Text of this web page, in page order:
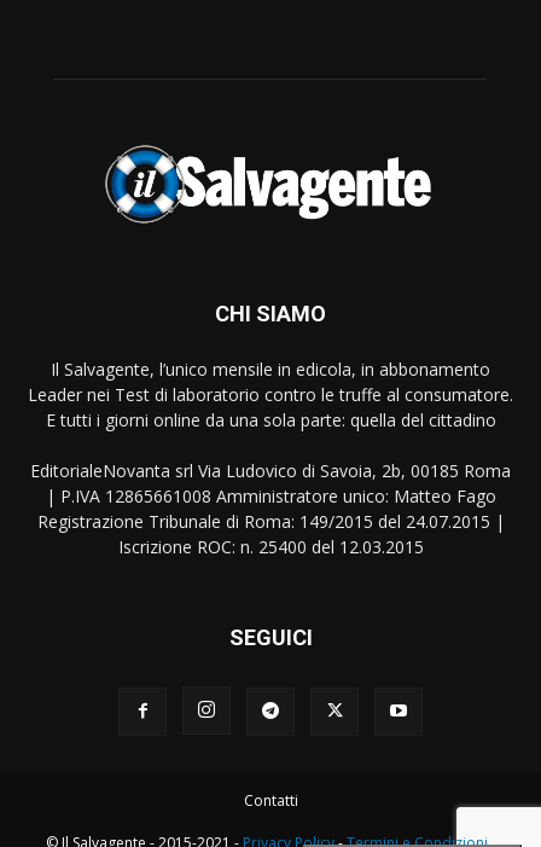
CHI SIAMO
Il Salvagente, l’unico mensile in edicola, in abbonamento
Leader nei Test di laboratorio contro le truffe al consumatore.
E tutti i giorni online da una sola parte: quella del cittadino
EditorialeNovanta srl Via Ludovico di Savoia, 2b, 00185 Roma
| P.IVA 12865661008 Amministratore unico: Matteo Fago
Registrazione Tribunale di Roma: 149/2015 del 24.07.2015 |
Iscrizione ROC: n. 25400 del 12.03.2015
SEGUICI
Contatti
© Il Salvagente - 2015-2021 - Privacy Policy-Termini e Condizioni-